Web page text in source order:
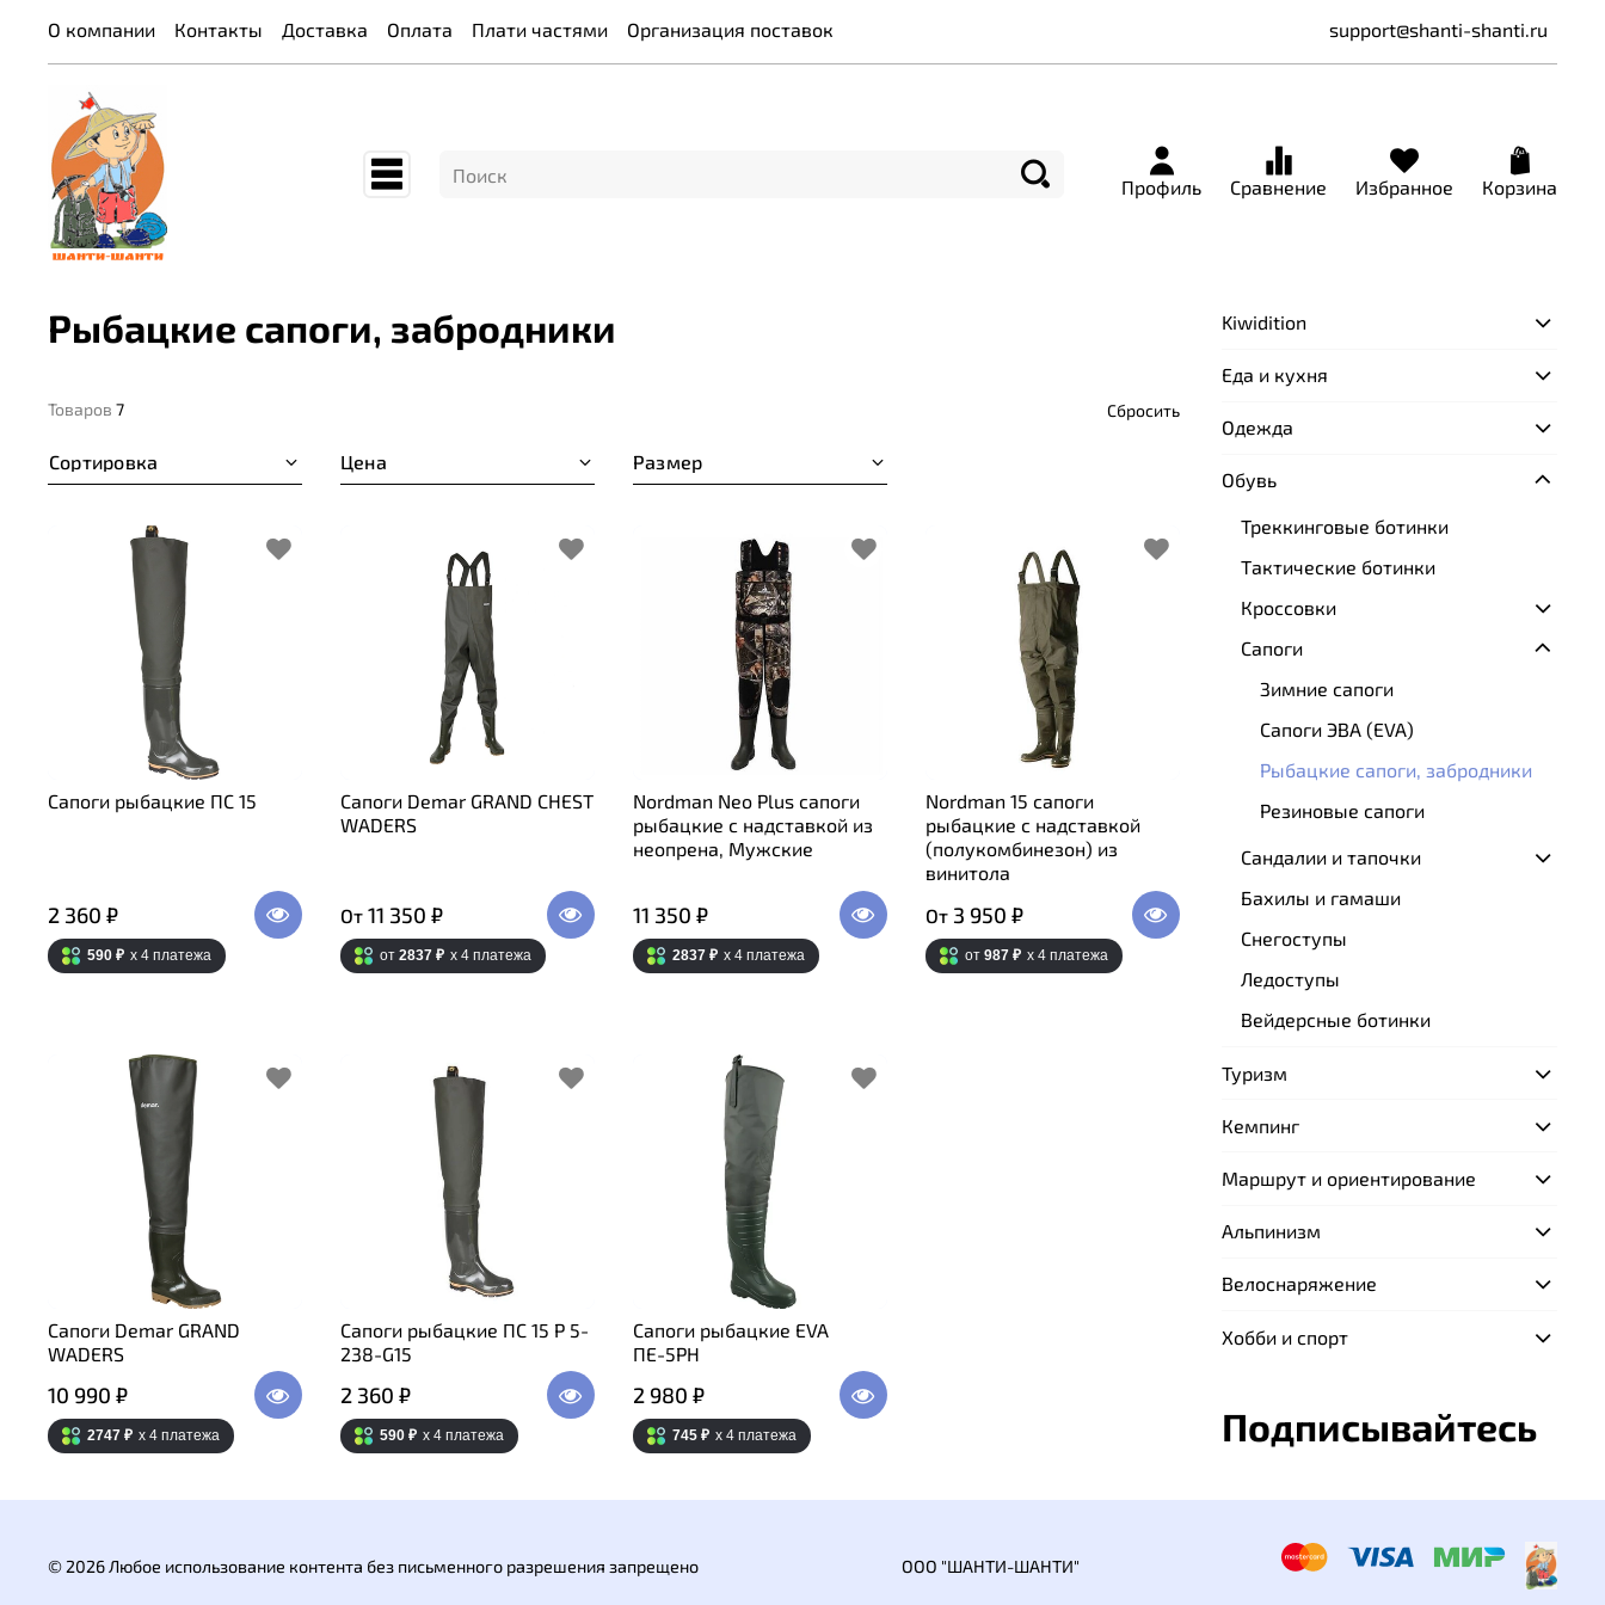
О компании Контакты Доставка Оплата Плати частями Организация поставок support@shanti-shanti.ru
Профиль Сравнение Избранное Корзина
Рыбацкие сапоги, забродники
Товаров 7 Сбросить
Сортировка Цена Размер
Сапоги рыбацкие ПС 15
2 360 ₽
590 ₽ x 4 платежа
Сапоги Demar GRAND CHEST
WADERS
От 11 350 ₽
от 2837 ₽ x 4 платежа
Nordman Neo Plus сапоги
рыбацкие с надставкой из
неопрена, Мужские
11 350 ₽
2837 ₽ x 4 платежа
Nordman 15 сапоги
рыбацкие с надставкой
(полукомбинезон) из
винитола
От 3 950 ₽
от 987 ₽ x 4 платежа
Сапоги Demar GRAND
WADERS
10 990 ₽
2747 ₽ x 4 платежа
Сапоги рыбацкие ПС 15 Р 5-
238-G15
2 360 ₽
590 ₽ x 4 платежа
Сапоги рыбацкие EVA
ПЕ-5РН
2 980 ₽
745 ₽ x 4 платежа
Kiwidition
Еда и кухня
Одежда
Обувь
Треккинговые ботинки
Тактические ботинки
Кроссовки
Сапоги
Зимние сапоги
Сапоги ЭВА (EVA)
Рыбацкие сапоги, забродники
Резиновые сапоги
Сандалии и тапочки
Бахилы и гамаши
Снегоступы
Ледоступы
Вейдерсные ботинки
Туризм
Кемпинг
Маршрут и ориентирование
Альпинизм
Велоснаряжение
Хобби и спорт
Подписывайтесь
© 2026 Любое использование контента без письменного разрешения запрещено ООО "ШАНТИ-ШАНТИ"